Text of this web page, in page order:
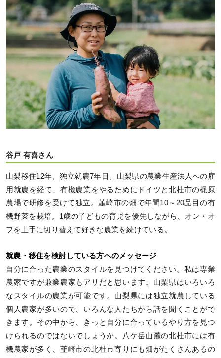
谷戸 有喜さん
山梨移住12年、独立就農7年目。山梨県の農業生産法人への雇
用就農を経て、有機農業をやるためにドイツと北杜市の梶原
農場で研修を受けて独立。韮崎市の畑で年間10～20品目の有
機野菜を栽培。1歳の子どもの育児を優先しながら、オン・オ
フを上手に切り替えて好きな農業を続けている。
就農・移住を検討している方へのメッセージ
自分に合った農業のスタイルを見つけてください。私は専業
農家ですが兼業農家もアリだと思います。山梨県はいろいろ
なスタイルの農業が可能です。山梨県には独立就農している
個人農家が多いので、いろんな人たちから話を聞くことがで
きます。その中から、きっと自分に合っているやり方を見つ
けられるのではないでしょうか。八ケ岳山麓の北杜市には有
機農家が多く、韮崎市の北杜市寄りにも畑がたくさんあるの